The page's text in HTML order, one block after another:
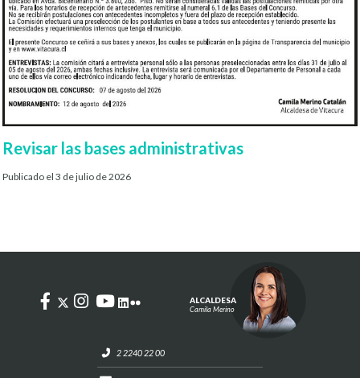
Revisar las bases administrativas
Publicado el 3 de julio de 2026
2 2240 22 00
ALCALDESA
Camila Merino